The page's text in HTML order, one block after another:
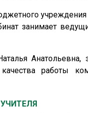
занимает
работы